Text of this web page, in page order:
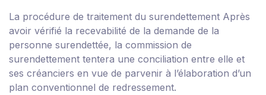
La procédure de traitement du surendettement Après
avoir vérifié la recevabilité de la demande de la
personne surendettée, la commission de
surendettement tentera une conciliation entre elle et
ses créanciers en vue de parvenir à l’élaboration d’un
plan conventionnel de redressement.